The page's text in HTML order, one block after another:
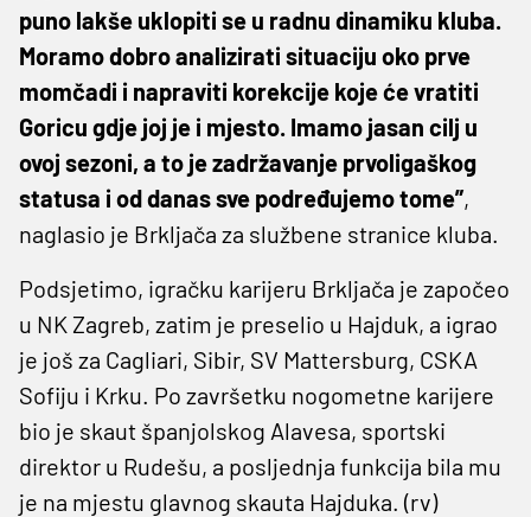
puno lakše uklopiti se u radnu dinamiku kluba.
Moramo dobro analizirati situaciju oko prve
momčadi i napraviti korekcije koje će vratiti
Goricu gdje joj je i mjesto. Imamo jasan cilj u
ovoj sezoni, a to je zadržavanje prvoligaškog
statusa i od danas sve podređujemo tome”,
naglasio je Brkljača za službene stranice kluba.
Podsjetimo, igračku karijeru Brkljača je započeo
u NK Zagreb, zatim je preselio u Hajduk, a igrao
je još za Cagliari, Sibir, SV Mattersburg, CSKA
Sofiju i Krku. Po završetku nogometne karijere
bio je skaut španjolskog Alavesa, sportski
direktor u Rudešu, a posljednja funkcija bila mu
je na mjestu glavnog skauta Hajduka. (rv)